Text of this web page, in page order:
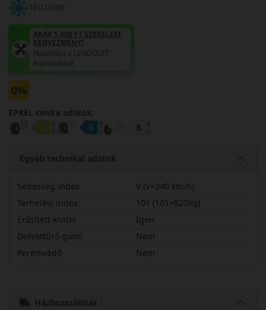
TÉLI GUMI
AKÁR 5.000 FT SZERELÉSI
KEDVEZMÉNY!
Használja a LENDÜLET
kuponkódot!
0%
EPREL cimke adatok:
Egyéb technikai adatok
Sebesség index
V (V=240 km/h)
Terhelési index
101 (101=825kg)
Erősített kivitel
Igen
Defekttűrő gumi
Nem
Peremvédő
Nem
Házhozszállítás